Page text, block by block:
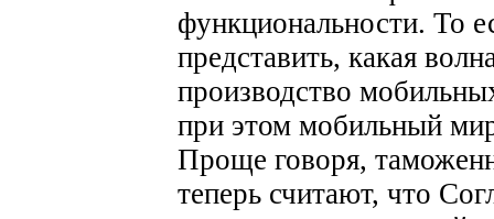
функциональности. То
представить, какая
производство
при этом мобильный
Проще говоря,
теперь считают, что